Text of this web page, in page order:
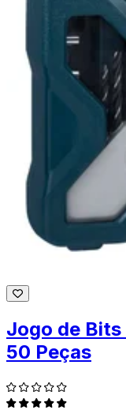
Jogo de
50 Peças